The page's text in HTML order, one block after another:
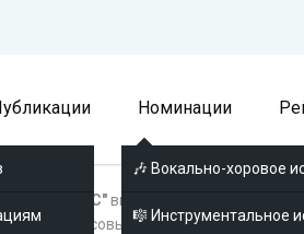
Номинации
🎶 Вокально-хоровое
🎼 Инструментальное
ФГОС"выдано Федеральной
и массовых коммуникаций.